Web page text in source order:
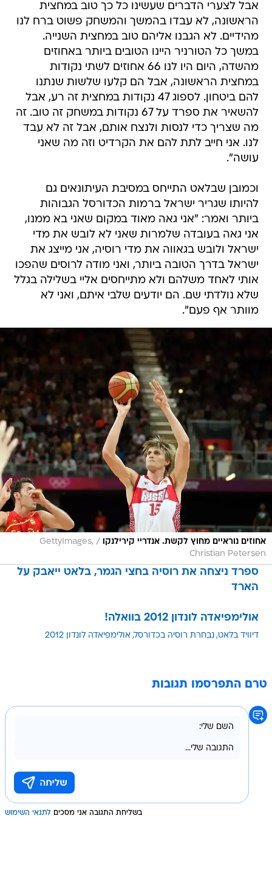
אבל לצערי הדברים שעשינו כל כך טוב במחצית
הראשונה, לא עבדו בהמשך והמשחק פשוט ברח לנו
מהידיים. לא הגבנו אליהם טוב במחצית השנייה.
במשך כל הטורניר היינו הטובים ביותר באחוזים
מהשדה, היום היו לנו 66 אחוזים לשתי נקודות
במחצית הראשונה, אבל הם קלעו שלשות שנתנו
להם ביטחון. לספוג 47 נקודות במחצית זה רע, אבל
להשאיר את ספרד על 67 נקודות במשחק זה טוב. זה
מה שצריך כדי לנסות ולנצח אותם, אבל זה לא עבד
לנו. אני חייב לתת להם את הקרדיט וזה מה שאני
עושה".
וכמובן שבלאט התייחס במסיבת העיתונאים גם
להיותו שגריר ישראל ברמות הכדורסל הגבוהות
ביותר ואמר: "אני גאה מאוד במקום שאני בא ממנו,
אני גאה בעובדה שלמרות שאני לא לובש את מדי
ישראל ולובש בגאווה את מדי רוסיה, אני מייצג את
ישראל בדרך הטובה ביותר, ואני מודה לרוסים שהפכו
אותי לאחד משלהם ולא מתייחסים אליי בשלילה בגלל
שלא נולדתי שם. הם יודעים שלבי איתם, ואני לא
מוותר אף פעם".
אחוזים נוראיים מחוץ לקשת. אנדריי קירילנקו /
GettyImages,
Christian Petersen
ספרד ניצחה את רוסיה בחצי הגמר, בלאט ייאבק על
הארד
אולימפיאדה לונדון 2012 בוואלה!
דיוויד בלאט נבחרת רוסיה בכדורסל אולימפיאדה לונדון 2012
טרם התפרסמו תגובות
בשליחת התגובה אני מסכים לתנאי השימוש